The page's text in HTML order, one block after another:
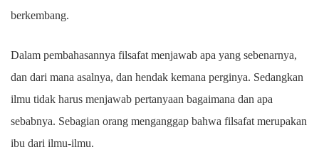
berkembang.
Dalam pembahasannya filsafat menjawab apa yang sebenarnya,
dan dari mana asalnya, dan hendak kemana perginya. Sedangkan
ilmu tidak harus menjawab pertanyaan bagaimana dan apa
sebabnya. Sebagian orang menganggap bahwa filsafat merupakan
ibu dari ilmu-ilmu.